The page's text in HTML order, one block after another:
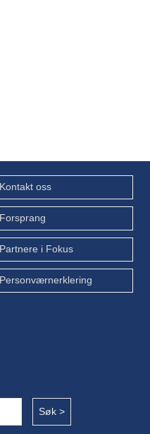
Kontakt oss
Forsprang
Partnere i Fokus
Personværnerklering